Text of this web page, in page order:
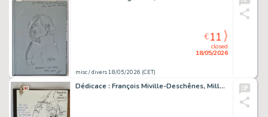
misc / divers 18/05/2026 (CET)
closed
18/05/2026
€11
Dédicace : François Miville-Deschênes, Millénaire E.O. tome 1…